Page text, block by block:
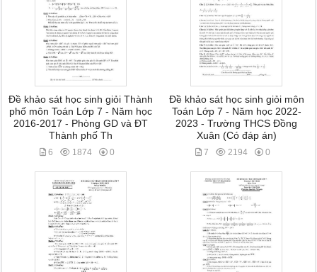
Đề khảo sát học sinh giỏi Thành
phố môn Toán Lớp 7 - Năm học
2016-2017 - Phòng GD và ĐT
Thành phố Th
6 1874 0
Đề khảo sát học sinh giỏi môn
Toán Lớp 7 - Năm học 2022-
2023 - Trường THCS Đồng
Xuân (Có đáp án)
7 2194 0